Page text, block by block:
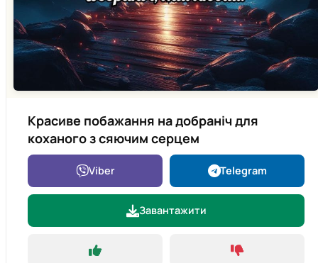
Красиве побажання на добраніч для
коханого з сяючим серцем
Viber Telegram
Завантажити